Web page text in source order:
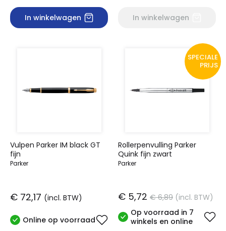
In winkelwagen In winkelwagen
Vulpen Parker IM black GT
fijn
Parker
€ 72,17 (incl. BTW)
Online op voorraad
SPECIALE
PRIJS
Rollerpenvulling Parker
Quink fijn zwart
Parker
€ 5,72 € 6,89 (incl. BTW)
Op voorraad in 7
winkels en online